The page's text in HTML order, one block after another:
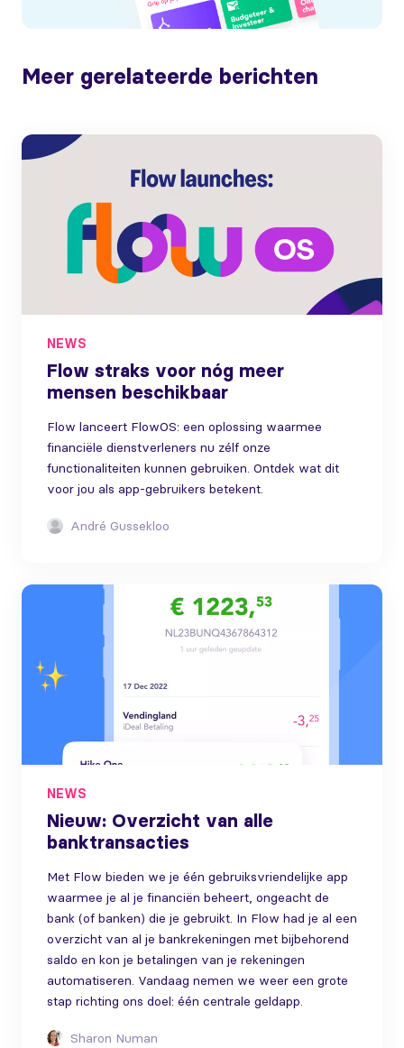
Meer gerelateerde berichten
NEWS
Flow straks voor nóg meer
mensen beschikbaar
Flow lanceert FlowOS: een oplossing waarmee
financiële dienstverleners nu zélf onze
functionaliteiten kunnen gebruiken. Ontdek wat dit
voor jou als app-gebruikers betekent.
André Gussekloo
NEWS
Nieuw: Overzicht van alle
banktransacties
Met Flow bieden we je één gebruiksvriendelijke app
waarmee je al je financiën beheert, ongeacht de
bank (of banken) die je gebruikt. In Flow had je al een
overzicht van al je bankrekeningen met bijbehorend
saldo en kon je betalingen van je rekeningen
automatiseren. Vandaag nemen we weer een grote
stap richting ons doel: één centrale geldapp.
Sharon Numan